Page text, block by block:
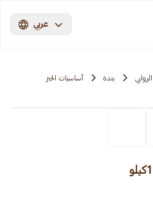
عربي
الروابي بندة أساسيات الخبز